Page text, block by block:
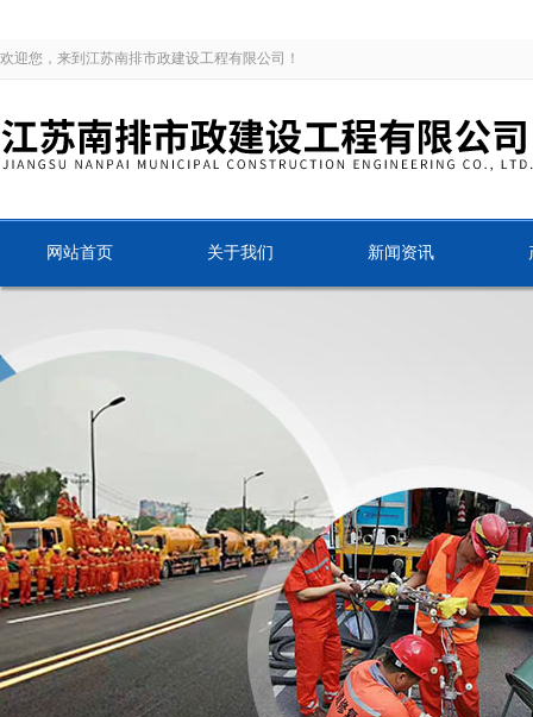
欢迎您，来到江苏南排市政建设工程有限公司！
网站首页 关于我们 新闻资讯